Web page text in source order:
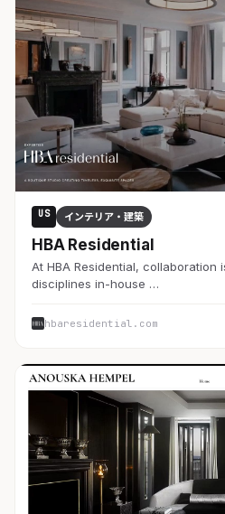
US インテリア・建築
HBA Residential
At HBA Residential, collaboration
disciplines in-house …
hbaresidential.com